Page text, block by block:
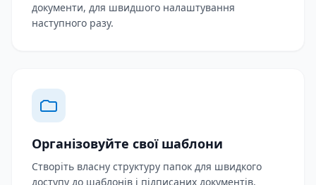
документи, для швидшого налаштування
наступного разу.
Організовуйте свої шаблони
Створіть власну структуру папок для швидкого
доступу до шаблонів і підписаних документів.